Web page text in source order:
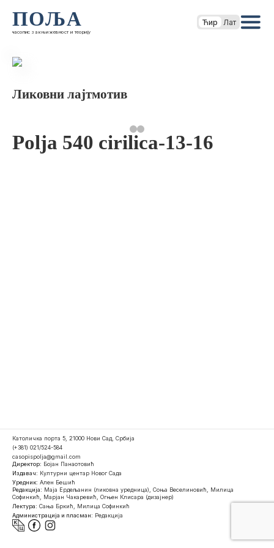
ПОЉА
часопис за књижевност и теорију
Ћир Лат
Ликовни лајтмотив
Polja 540 cirilica-13-16
Католичка порта 5, 21000 Нови Сад, Србија
(+381) 021/524-584
casopispolja@gmail.com
Директор: Бојан Панаотовић
Издавач: Културни центар Новог Сада
Уредник: Ален Бешић
Редакција: Маја Ердељанин (ликовна уредница), Соња Веселиновић, Милица
Софинкић, Марјан Чакаревић, Огњен Клисара (дизајнер)
Лектура: Сања Бркић, Милица Софинкић
Администрација и пласман: Редакција